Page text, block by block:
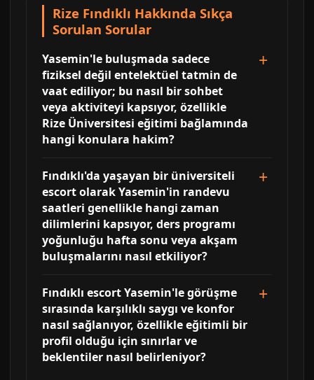
Rize Fındıklı Hakkında Sıkça
Sorulan Sorular
Yasemin'le buluşmada sadece
fiziksel değil entelektüel tatmin de
vaat ediliyor; bu nasıl bir sohbet
veya aktiviteyi kapsıyor, özellikle
Rize Üniversitesi eğitimi bağlamında
hangi konulara hakim?
Fındıklı'da yaşayan bir üniversiteli
escort olarak Yasemin'in randevu
saatleri genellikle hangi zaman
dilimlerini kapsıyor, ders programı
yoğunluğu hafta sonu veya akşam
buluşmalarını nasıl etkiliyor?
Fındıklı escort Yasemin'le görüşme
sırasında karşılıklı saygı ve konfor
nasıl sağlanıyor, özellikle eğitimli bir
profil olduğu için sınırlar ve
beklentiler nasıl belirleniyor?